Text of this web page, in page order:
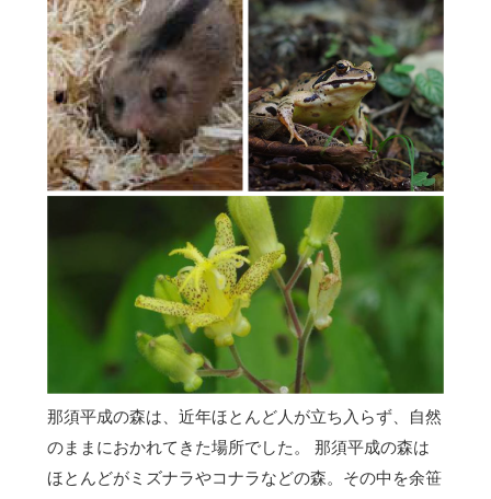
那須平成の森は、近年ほとんど人が立ち入らず、自然
のままにおかれてきた場所でした。 那須平成の森は
ほとんどがミズナラやコナラなどの森。その中を余笹